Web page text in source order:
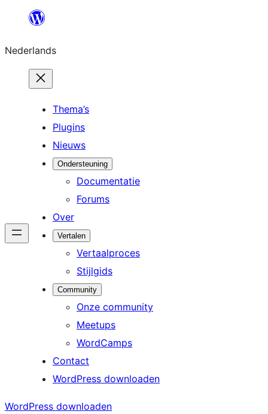
de
inhoud
Nederlands
Thema’s
Plugins
Nieuws
Ondersteuning
Documentatie
Forums
Over
Vertalen
Vertaalproces
Stijlgids
Community
Onze community
Meetups
WordCamps
Contact
WordPress downloaden
WordPress downloaden